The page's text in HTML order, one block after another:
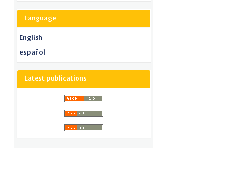
Language
English
español
Latest publications